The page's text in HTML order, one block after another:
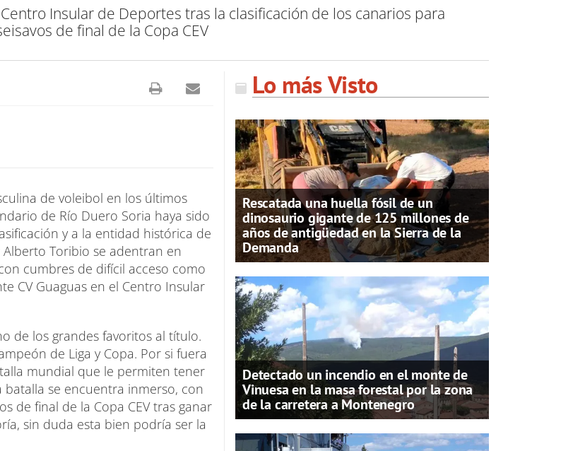
Insular de Deportes tras la clasificación de los canarios para
de final de la Copa CEV
de voleibol en los últimos
de Río Duero Soria haya sido
y a la entidad histórica de
Toribio se adentran en
cumbres de difícil acceso como
CV Guaguas en el Centro Insular
de los grandes favoritos al título.
de Liga y Copa. Por si fuera
mundial que le permiten tener
se encuentra inmerso, con
de final de la Copa CEV tras ganar
sin duda esta bien podría ser la
Lo más Visto
Rescatada una huella fósil de un
dinosaurio gigante de 125 millones de
años de antigüedad en la Sierra de la
Demanda
Detectado un incendio en el monte de
Vinuesa en la masa forestal por la zona
de la carretera a Montenegro